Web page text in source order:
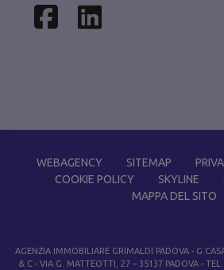
Facebook
Linkedin
WEBAGENCY SITEMAP
COOKIE POLICY
SKYLINE
MAPPA DEL SITO
AGENZIA IMMOBILIARE GRIMALDI PADOVA - G
& C - VIA G. MATTEOTTI, 27 – 35137 PADOVA -